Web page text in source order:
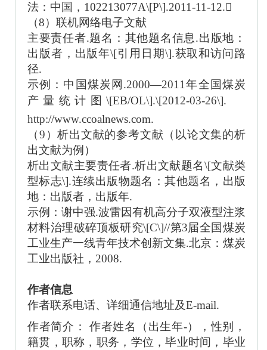
法：中国，102213077A\[P\].2011-11-12.
（8）联机网络电子文献
主要责任者.题名：其他题名信息.出版地：
出版者，出版年\[引用日期\].获取和访问路
径.
示例：中国煤炭网 .2000—2011年全国煤炭
产量统计图\[EB/OL\].\[2012-03-26\].
http://www.ccoalnews.com.
（9）析出文献的参考文献（以论文集的析
出文献为例）
析出文献主要责任者.析出文献题名\[文献类
型标志\].连续出版物题名：其他题名，出版
地：出版者，出版年.
示例：谢中强.波雷因有机高分子双液型注浆
材料治理破碎顶板研究\[C\]//第3届全国煤炭
工业生产一线青年技术创新文集.北京：煤炭
工业出版社，2008.
作者信息
作者联系电话、详细通信地址及E-mail.
作者简介：
作者姓名（出生年-），性别，
籍贯，职称，职务，学位，毕业时间，毕业